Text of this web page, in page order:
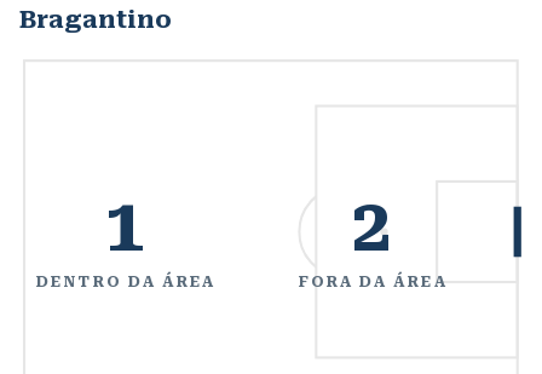
Bragantino
1
DENTRO DA ÁREA
2
FORA DA ÁREA